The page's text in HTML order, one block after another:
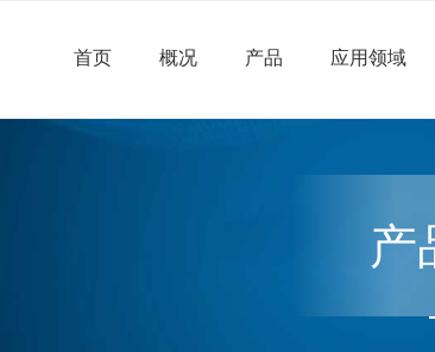
首页 概况 产品 应用领域
产